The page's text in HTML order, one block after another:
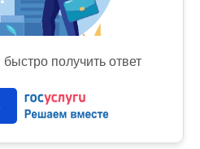
получить ответ